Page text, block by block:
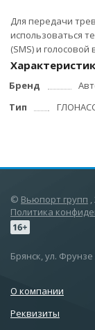
Для передачи
использоваться
(SMS) и голосовой
Бренд
Тип
© Вьюпорт групп ,
Политика
Брянск, ул. Фрунзе
О компании
Реквизиты